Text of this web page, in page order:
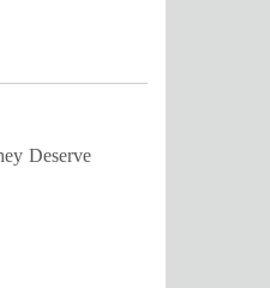
Deserve